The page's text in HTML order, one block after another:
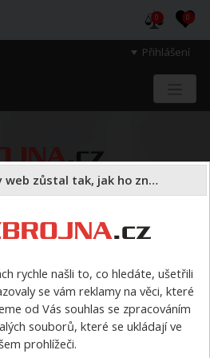
Přihlášení
0 0
Nastavení cookies: Aby web zůstal tak, jak ho znáte
rychle našli to, co hledáte, ušetřili
se vám reklamy na věci, které
od Vás souhlas se zpracováním
souborů, které se ukládají ve
prohlížeči.